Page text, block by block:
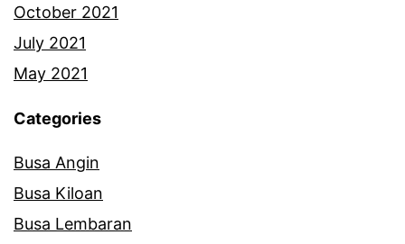
October 2021
July 2021
May 2021
Categories
Busa Angin
Busa Kiloan
Busa Lembaran